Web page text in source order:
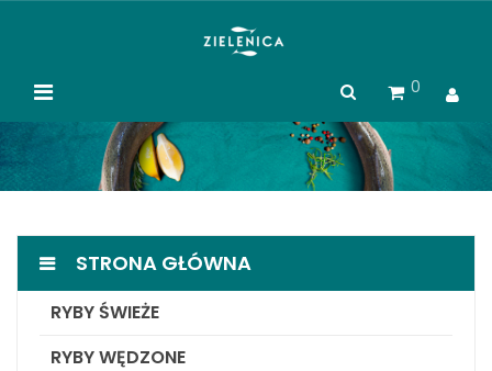
0
STRONA GŁÓWNA
RYBY ŚWIEŻE
RYBY WĘDZONE